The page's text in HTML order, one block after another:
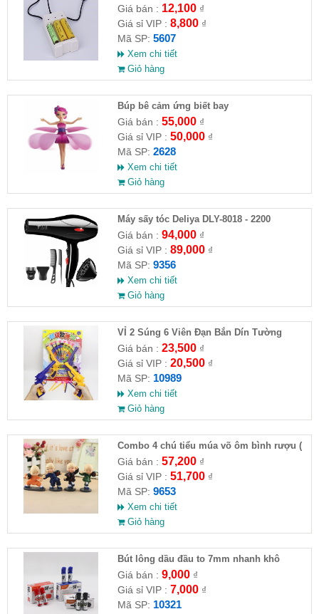
Giá bán : 12,100₫
Giá sỉ VIP : 8,800₫
Mã SP: 5607
Xem chi tiết
Giỏ hàng
​Búp bê cảm ứng biết bay
Giá bán : 55,000₫
Giá sỉ VIP : 50,000₫
Mã SP: 2628
Xem chi tiết
Giỏ hàng
Máy sấy tóc Deliya DLY-8018 - 2200
Giá bán : 94,000₫
Giá sỉ VIP : 89,000₫
Mã SP: 9356
Xem chi tiết
Giỏ hàng
VỈ 2 Súng 6 Viên Đạn Bắn Dín Tường
Giá bán : 23,500₫
Giá sỉ VIP : 20,500₫
Mã SP: 10989
Xem chi tiết
Giỏ hàng
Combo 4 chú tiểu múa võ ôm bình rượu (
HĐ )
Giá bán : 57,200₫
Giá sỉ VIP : 51,700₫
Mã SP: 9653
Xem chi tiết
Giỏ hàng
Bút lông dầu đầu to 7mm nhanh khô
Giá bán : 9,000₫
Giá sỉ VIP : 7,000₫
Mã SP: 10321